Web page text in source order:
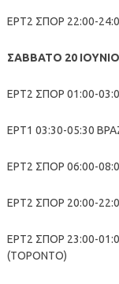
ΕΡΤ2 ΣΠΟΡ 22:00-
ΣΑΒΒΑΤΟ 20
ΕΡΤ2 ΣΠΟΡ 01:00-
ΕΡΤ1 03:30-05:30
ΕΡΤ2 ΣΠΟΡ 06:00-
ΕΡΤ2 ΣΠΟΡ 20:00-
ΕΡΤ2 ΣΠΟΡ 23:00-
(ΤΟΡΟΝΤΟ)